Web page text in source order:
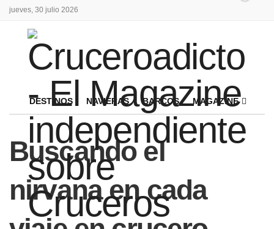
jueves, 30 julio 2026
DESTINOS NAVIERAS BARCOS MAGAZINE
Buscando el
nirvana en cada